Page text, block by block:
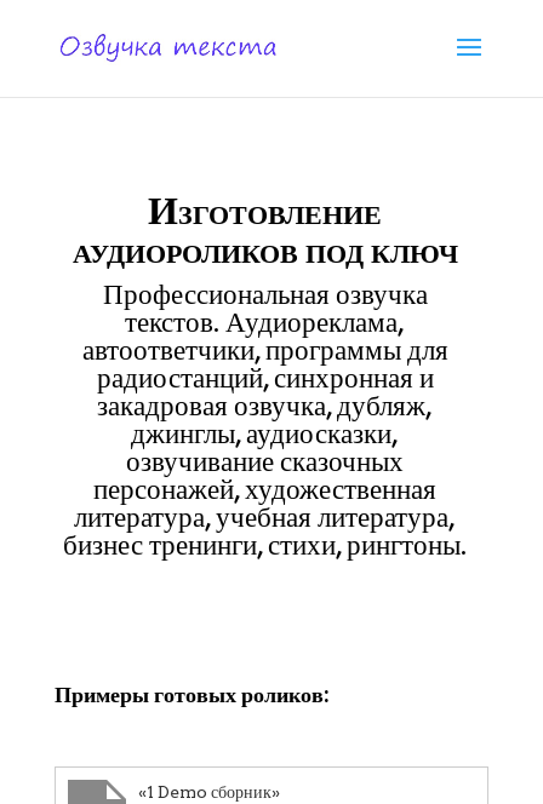
Изготовление
аудиороликов под ключ
Профессиональная озвучка
текстов. Аудиореклама,
автоответчики, программы для
радиостанций, синхронная и
закадровая озвучка, дубляж,
джинглы, аудиосказки,
озвучивание сказочных
персонажей, художественная
литература, учебная литература,
бизнес тренинги, стихи, рингтоны.
Примеры готовых роликов:
«1 Demo сборник»